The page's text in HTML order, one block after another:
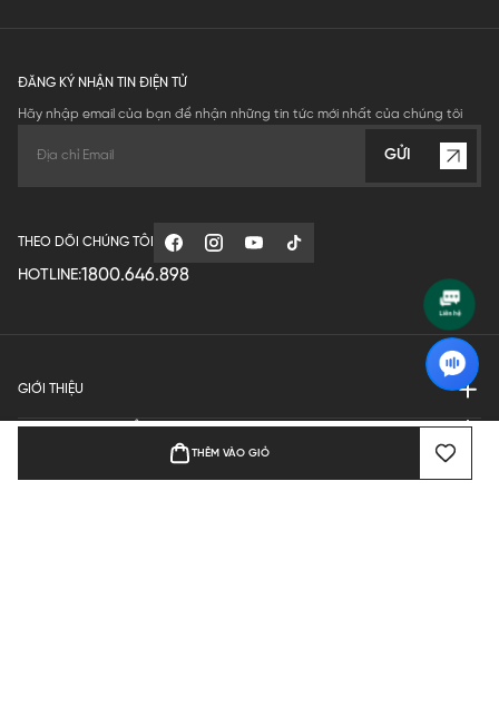
THÊM VÀO GIỎ
ĐĂNG KÝ NHẬN TIN ĐIỆN TỬ
Hãy nhập email của bạn để nhận những tin tức mới nhất của chúng tôi
GỬI
THEO DÕI CHÚNG TÔI
HOTLINE:1800.646.898
GIỚI THIỆU
QUY ĐỊNH HOẠT ĐỘNG